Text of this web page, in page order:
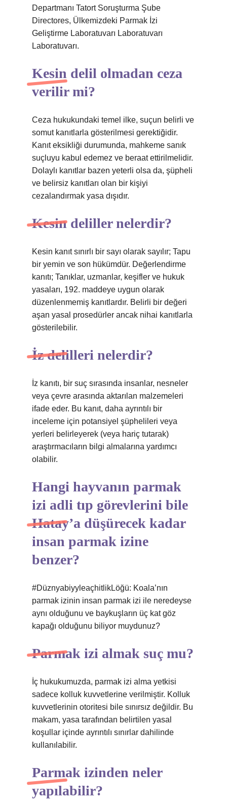
Departmanı Tatort Soruşturma Şube
Directores, Ülkemizdeki Parmak İzi
Geliştirme Laboratuvarı Laboratuvarı
Laboratuvarı.
Kesin delil olmadan ceza
verilir mi?
Ceza hukukundaki temel ilke, suçun belirli ve
somut kanıtlarla gösterilmesi gerektiğidir.
Kanıt eksikliği durumunda, mahkeme sanık
suçluyu kabul edemez ve beraat ettirilmelidir.
Dolaylı kanıtlar bazen yeterli olsa da, şüpheli
ve belirsiz kanıtları olan bir kişiyi
cezalandırmak yasa dışıdır.
Kesin deliller nelerdir?
Kesin kanıt sınırlı bir sayı olarak sayılır; Tapu
bir yemin ve son hükümdür. Değerlendirme
kanıtı; Tanıklar, uzmanlar, keşifler ve hukuk
yasaları, 192. maddeye uygun olarak
düzenlenmemiş kanıtlardır. Belirli bir değeri
aşan yasal prosedürler ancak nihai kanıtlarla
gösterilebilir.
İz delilleri nelerdir?
İz kanıtı, bir suç sırasında insanlar, nesneler
veya çevre arasında aktarılan malzemeleri
ifade eder. Bu kanıt, daha ayrıntılı bir
inceleme için potansiyel şüphelileri veya
yerleri belirleyerek (veya hariç tutarak)
araştırmacıların bilgi almalarına yardımcı
olabilir.
Hangi hayvanın parmak
izi adli tıp görevlerini bile
Hatay’a düşürecek kadar
insan parmak izine
benzer?
#DüznyabiyyleaçhitlikLöğü: Koala’nın
parmak izinin insan parmak izi ile neredeyse
aynı olduğunu ve baykuşların üç kat göz
kapağı olduğunu biliyor muydunuz?
Parmak izi almak suç mu?
İç hukukumuzda, parmak izi alma yetkisi
sadece kolluk kuvvetlerine verilmiştir. Kolluk
kuvvetlerinin otoritesi bile sınırsız değildir. Bu
makam, yasa tarafından belirtilen yasal
koşullar içinde ayrıntılı sınırlar dahilinde
kullanılabilir.
Parmak izinden neler
yapılabilir?